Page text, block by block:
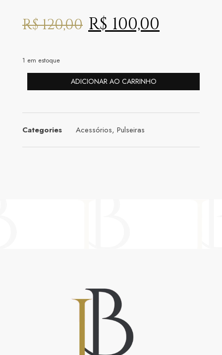
R$120,00 R$100,00
1 em estoque
ADICIONAR AO CARRINHO
Categories Acessórios, Pulseiras